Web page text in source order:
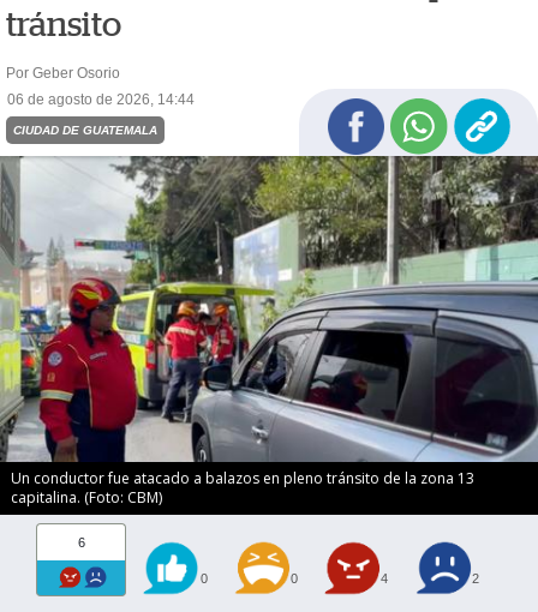
tránsito
Por Geber Osorio
06 de agosto de 2026, 14:44
CIUDAD DE GUATEMALA
Un conductor fue atacado a balazos en pleno tránsito de la zona 13
capitalina. (Foto: CBM)
6
0 0 4 2